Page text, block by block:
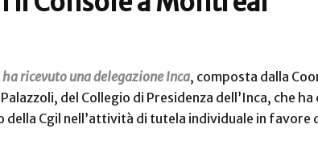
ricevuto una delegazione Inca, composta dalla
del Collegio di Presidenza dell’Inca, che
della Cgil nell’attività di tutela individuale in favore